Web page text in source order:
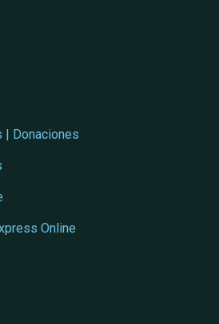
| Donaciones
Online